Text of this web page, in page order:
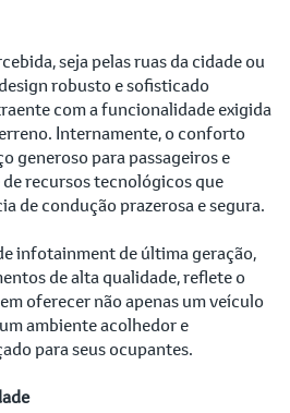
seja pelas ruas da cidade ou
robusto e sofisticado
com a funcionalidade exigida
Internamente, o conforto
generoso para passageiros e
de recursos tecnológicos que
de condução prazerosa e segura.
infotainment de última geração,
de alta qualidade, reflete o
oferecer não apenas um veículo
ambiente acolhedor e
para seus ocupantes.